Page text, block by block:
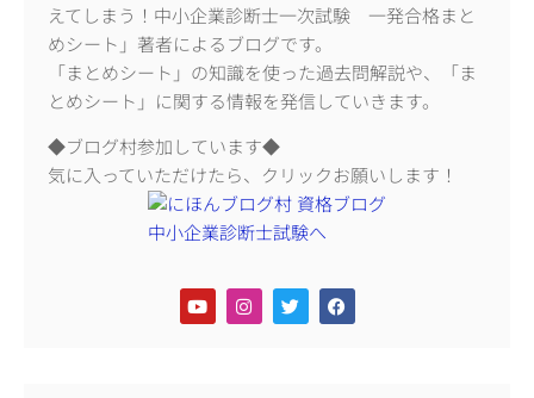
えてしまう！中小企業診断士一次試験 一発合格まと
めシート」著者によるブログです。
「まとめシート」の知識を使った過去問解説や、「ま
とめシート」に関する情報を発信していきます。
◆ブログ村参加しています◆
気に入っていただけたら、クリックお願いします！